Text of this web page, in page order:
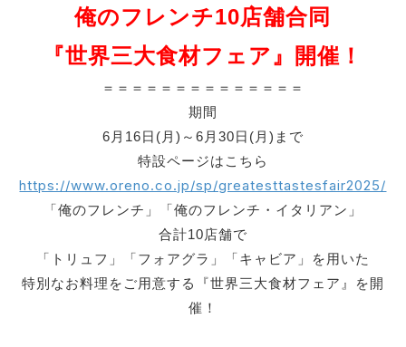
俺のフレンチ10店舗合同
『世界三大食材フェア』開催！
＝＝＝＝＝＝＝＝＝＝＝＝＝＝
期間
6月16日(月)～6月30日(月)まで
特設ページはこちら
https://www.oreno.co.jp/sp/greatesttastesfair2025/
「俺のフレンチ」「俺のフレンチ・イタリアン」
合計10店舗で
「トリュフ」「フォアグラ」「キャビア」を用いた
特別なお料理をご用意する『世界三大食材フェア』を開
催！